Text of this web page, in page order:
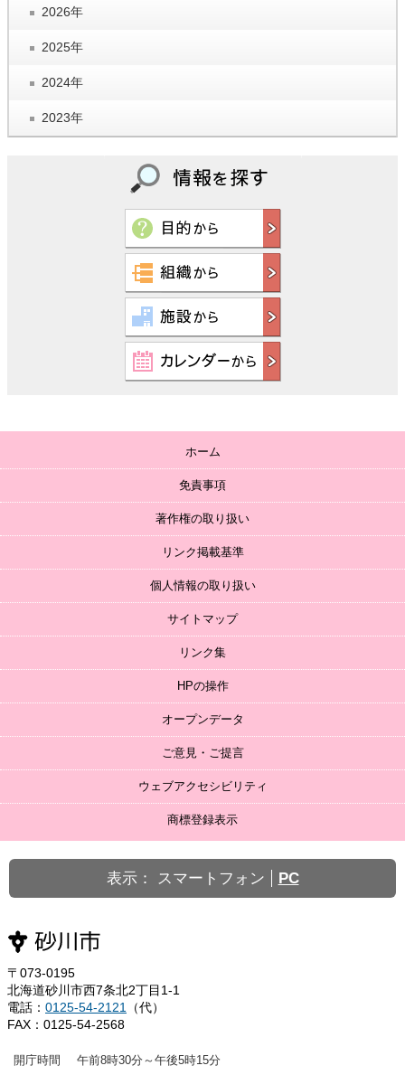
2026年
2025年
2024年
2023年
ホーム
免責事項
著作権の取り扱い
リンク掲載基準
個人情報の取り扱い
サイトマップ
リンク集
HPの操作
オープンデータ
ご意見・ご提言
ウェブアクセシビリティ
商標登録表示
表示： スマートフォン PC
〒073-0195
北海道砂川市西7条北2丁目1-1
電話： 0125-54-2121
（代）
FAX：0125-54-2568
開庁時間 午前8時30分～午後5時15分